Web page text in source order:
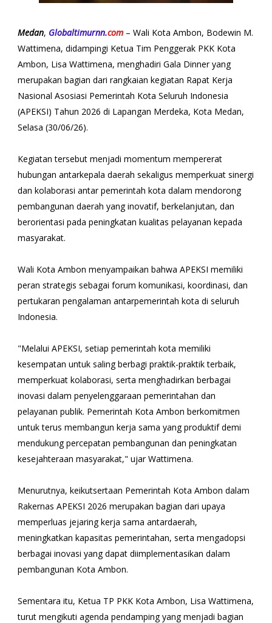
Medan, Globaltimurnn.com– Wali Kota Ambon, Bodewin M.
Wattimena, didampingi Ketua Tim Penggerak PKK Kota
Ambon, Lisa Wattimena, menghadiri Gala Dinner yang
merupakan bagian dari rangkaian kegiatan Rapat Kerja
Nasional Asosiasi Pemerintah Kota Seluruh Indonesia
(APEKSI) Tahun 2026 di Lapangan Merdeka, Kota Medan,
Selasa (30/06/26).
Kegiatan tersebut menjadi momentum mempererat
hubungan antarkepala daerah sekaligus memperkuat sinergi
dan kolaborasi antar pemerintah kota dalam mendorong
pembangunan daerah yang inovatif, berkelanjutan, dan
berorientasi pada peningkatan kualitas pelayanan kepada
masyarakat.
Wali Kota Ambon menyampaikan bahwa APEKSI memiliki
peran strategis sebagai forum komunikasi, koordinasi, dan
pertukaran pengalaman antarpemerintah kota di seluruh
Indonesia.
"Melalui APEKSI, setiap pemerintah kota memiliki
kesempatan untuk saling berbagi praktik-praktik terbaik,
memperkuat kolaborasi, serta menghadirkan berbagai
inovasi dalam penyelenggaraan pemerintahan dan
pelayanan publik. Pemerintah Kota Ambon berkomitmen
untuk terus membangun kerja sama yang produktif demi
mendukung percepatan pembangunan dan peningkatan
kesejahteraan masyarakat," ujar Wattimena.
Menurutnya, keikutsertaan Pemerintah Kota Ambon dalam
Rakernas APEKSI 2026 merupakan bagian dari upaya
memperluas jejaring kerja sama antardaerah,
meningkatkan kapasitas pemerintahan, serta mengadopsi
berbagai inovasi yang dapat diimplementasikan dalam
pembangunan Kota Ambon.
Sementara itu, Ketua TP PKK Kota Ambon, Lisa Wattimena,
turut mengikuti agenda pendamping yang menjadi bagian